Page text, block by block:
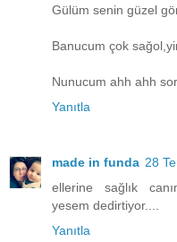
Gülüm senin güzel
Banucum çok
Nunucum ahh ahh
Yanıtla
made in funda 28
ellerine sağlık
yesem dedirtiyor....
Yanıtla